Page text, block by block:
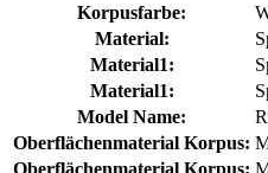
Korpusfarbe:
Material:
Material1:
Material1:
Model Name:
Oberflächenmaterial Korpus:
Oberflächenmaterial Korpus: